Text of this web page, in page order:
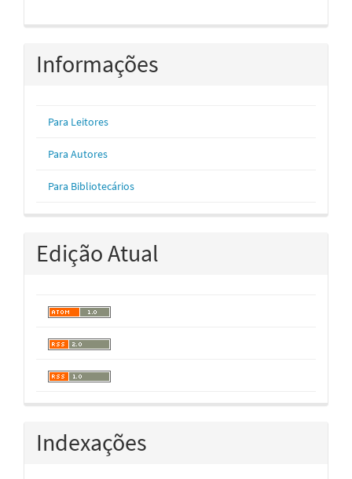
Informações
Para Leitores
Para Autores
Para Bibliotecários
Edição Atual
Indexações